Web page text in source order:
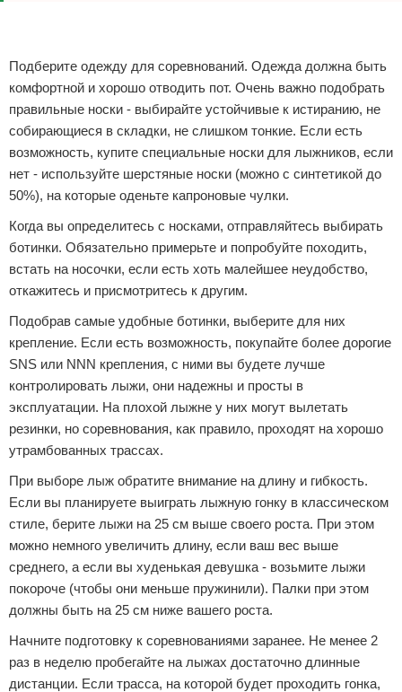
Подберите одежду для соревнований. Одежда должна быть
комфортной и хорошо отводить пот. Очень важно подобрать
правильные носки - выбирайте устойчивые к истиранию, не
собирающиеся в складки, не слишком тонкие. Если есть
возможность, купите специальные носки для лыжников, если
нет - используйте шерстяные носки (можно с синтетикой до
50%), на которые оденьте капроновые чулки.
Когда вы определитесь с носками, отправляйтесь выбирать
ботинки. Обязательно примерьте и попробуйте походить,
встать на носочки, если есть хоть малейшее неудобство,
откажитесь и присмотритесь к другим.
Подобрав самые удобные ботинки, выберите для них
крепление. Если есть возможность, покупайте более дорогие
SNS или NNN крепления, с ними вы будете лучше
контролировать лыжи, они надежны и просты в
эксплуатации. На плохой лыжне у них могут вылетать
резинки, но соревнования, как правило, проходят на хорошо
утрамбованных трассах.
При выборе лыж обратите внимание на длину и гибкость.
Если вы планируете выиграть лыжную гонку в классическом
стиле, берите лыжи на 25 см выше своего роста. При этом
можно немного увеличить длину, если ваш вес выше
среднего, а если вы худенькая девушка - возьмите лыжи
покороче (чтобы они меньше пружинили). Палки при этом
должны быть на 25 см ниже вашего роста.
Начните подготовку к соревнованиями заранее. Не менее 2
раз в неделю пробегайте на лыжах достаточно длинные
дистанции. Если трасса, на которой будет проходить гонка,